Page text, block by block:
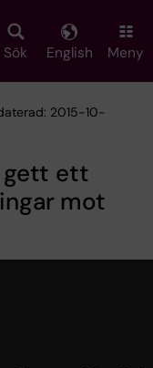
Sök English Meny
2015-10-
gett ett
mot